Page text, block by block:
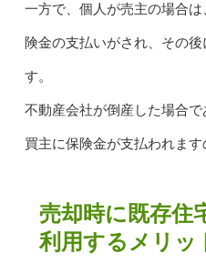
一方で、個人が売主の場合
険金の支払いがされ、その
す。
不動産会社が倒産した場合
買主に保険金が支払われます
売却時に既存住
利用するメリッ